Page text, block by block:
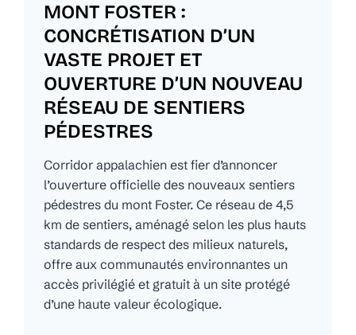
MONT FOSTER :
CONCRÉTISATION D’UN
VASTE PROJET ET
OUVERTURE D’UN NOUVEAU
RÉSEAU DE SENTIERS
PÉDESTRES
Corridor appalachien est fier d’annoncer
l’ouverture officielle des nouveaux sentiers
pédestres du mont Foster. Ce réseau de 4,5
km de sentiers, aménagé selon les plus hauts
standards de respect des milieux naturels,
offre aux communautés environnantes un
accès privilégié et gratuit à un site protégé
d’une haute valeur écologique.